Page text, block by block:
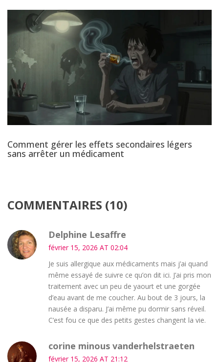
Comment gérer les effets secondaires légers
sans arrêter un médicament
COMMENTAIRES (10)
Delphine Lesaffre
février 15, 2026 AT 02:04
Je suis allergique aux médicaments mais j’ai quand
même essayé de suivre ce qu’on dit ici. J’ai pris mon
traitement avec un peu de yaourt et une gorgée
d’eau avant de me coucher. Au bout de 3 jours, la
nausée a disparu. J’ai même pu dormir sans réveil.
C’est fou ce que des petits gestes changent la vie.
corine minous vanderhelstraeten
février 15, 2026 AT 21:12